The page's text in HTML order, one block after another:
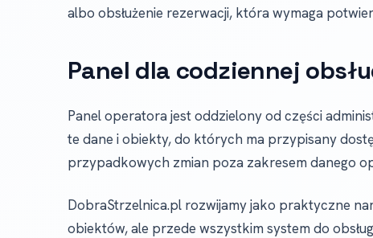
albo obsłużenie rezerwacji, która wymaga
Panel dla codziennej
Panel operatora jest oddzielony od części
te dane i obiekty, do których ma przypisany
przypadkowych zmian poza zakresem danego
DobraStrzelnica.pl rozwijamy jako praktyczne
obiektów, ale przede wszystkim system do